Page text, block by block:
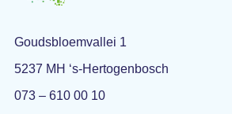
Goudsbloemvallei 1
5237 MH ‘s-Hertogenbosch
073 – 610 00 10